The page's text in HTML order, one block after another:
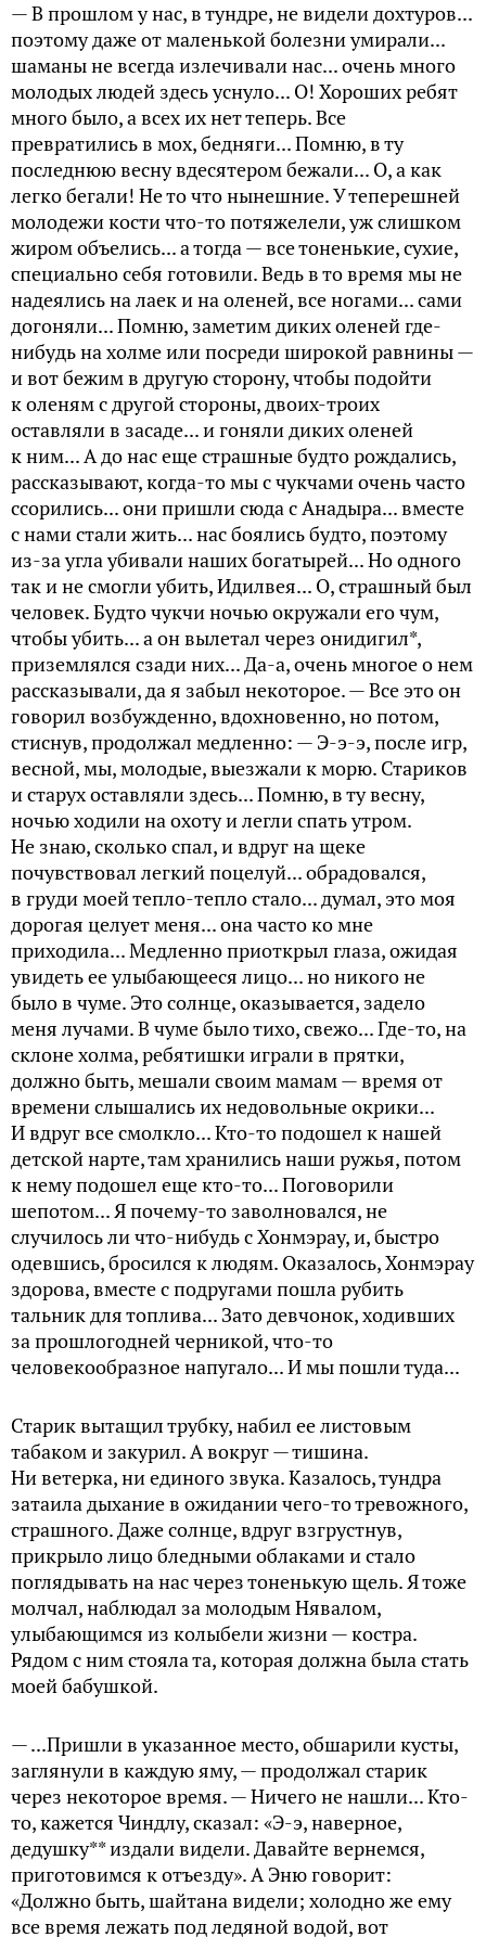
— В прошлом у нас, в тундре, не видели дохтуров...
поэтому даже от маленькой болезни умирали...
шаманы не всегда излечивали нас... очень много
молодых людей здесь уснуло... О! Хороших ребят
много было, а всех их нет теперь. Все
превратились в мох, бедняги... Помню, в ту
последнюю весну вдесятером бежали... О, а как
легко бегали! Не то что нынешние. У теперешней
молодежи кости что-то потяжелели, уж слишком
жиром объелись... а тогда — все тоненькие, сухие,
специально себя готовили. Ведь в то время мы не
надеялись на лаек и на оленей, все ногами... сами
догоняли... Помню, заметим диких оленей где-
нибудь на холме или посреди широкой равнины —
и вот бежим в другую сторону, чтобы подойти
к оленям с другой стороны, двоих-троих
оставляли в засаде... и гоняли диких оленей
к ним... А до нас еще страшные будто рождались,
рассказывают, когда-то мы с чукчами очень часто
ссорились... они пришли сюда с Анадыра... вместе
с нами стали жить... нас боялись будто, поэтому
из-за угла убивали наших богатырей... Но одного
так и не смогли убить, Идилвея... О, страшный был
человек. Будто чукчи ночью окружали его чум,
чтобы убить... а он вылетал через онидигил*,
приземлялся сзади них... Да-а, очень многое о нем
рассказывали, да я забыл некоторое. — Все это он
говорил возбужденно, вдохновенно, но потом,
стиснув, продолжал медленно: — Э-э-э, после игр,
весной, мы, молодые, выезжали к морю. Стариков
и старух оставляли здесь... Помню, в ту весну,
ночью ходили на охоту и легли спать утром.
Не знаю, сколько спал, и вдруг на щеке
почувствовал легкий поцелуй... обрадовался,
в груди моей тепло-тепло стало... думал, это моя
дорогая целует меня... она часто ко мне
приходила... Медленно приоткрыл глаза, ожидая
увидеть ее улыбающееся лицо... но никого не
было в чуме. Это солнце, оказывается, задело
меня лучами. В чуме было тихо, свежо... Где-то, на
склоне холма, ребятишки играли в прятки,
должно быть, мешали своим мамам — время от
времени слышались их недовольные окрики...
И вдруг все смолкло... Кто-то подошел к нашей
детской нарте, там хранились наши ружья, потом
к нему подошел еще кто-то... Поговорили
шепотом... Я почему-то заволновался, не
случилось ли что-нибудь с Хонмэрау, и, быстро
одевшись, бросился к людям. Оказалось, Хонмэрау
здорова, вместе с подругами пошла рубить
тальник для топлива... Зато девчонок, ходивших
за прошлогодней черникой, что-то
человекообразное напугало... И мы пошли туда...
Старик вытащил трубку, набил ее листовым
табаком и закурил. А вокруг — тишина.
Ни ветерка, ни единого звука. Казалось, тундра
затаила дыхание в ожидании чего-то тревожного,
страшного. Даже солнце, вдруг взгрустнув,
прикрыло лицо бледными облаками и стало
поглядывать на нас через тоненькую щель. Я тоже
молчал, наблюдал за молодым Нявалом,
улыбающимся из колыбели жизни — костра.
Рядом с ним стояла та, которая должна была стать
моей бабушкой.
— ...Пришли в указанное место, обшарили кусты,
заглянули в каждую яму, — продолжал старик
через некоторое время. — Ничего не нашли... Кто-
то, кажется Чиндлу, сказал: «Э-э, наверное,
дедушку** издали видели. Давайте вернемся,
приготовимся к отъезду». А Эню говорит:
«Должно быть, шайтана видели; холодно же ему
все время лежать под ледяной водой, вот